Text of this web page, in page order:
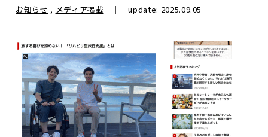
お知らせ , メディア掲載 ｜ update: 2025.09.05